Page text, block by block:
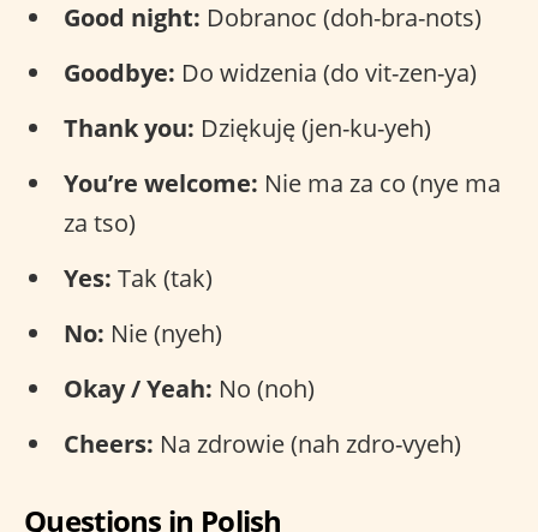
Good night: Dobranoc (doh-bra-nots)
Goodbye: Do widzenia (do vit-zen-ya)
Thank you: Dziękuję (jen-ku-yeh)
You’re welcome: Nie ma za co (nye ma
za tso)
Yes: Tak (tak)
No: Nie (nyeh)
Okay / Yeah: No (noh)
Cheers: Na zdrowie (nah zdro-vyeh)
Questions in Polish